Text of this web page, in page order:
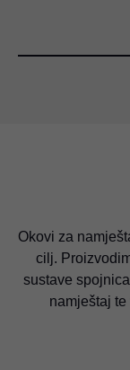
Okovi za
cilj.
sustave
namještaj